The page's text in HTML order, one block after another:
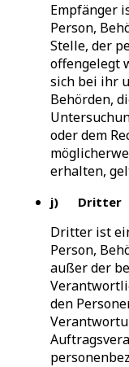
Empfänger
Person,
Stelle, der
offengelegt
sich bei ihr
Behörden,
oder dem
erhalten,
j) Dritter
Dritter ist
Person,
außer der
den